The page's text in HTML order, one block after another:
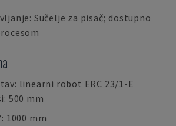
Sučelje za pisač; dostupno
linearni robot ERC 23/1-E
500 mm
1000 mm